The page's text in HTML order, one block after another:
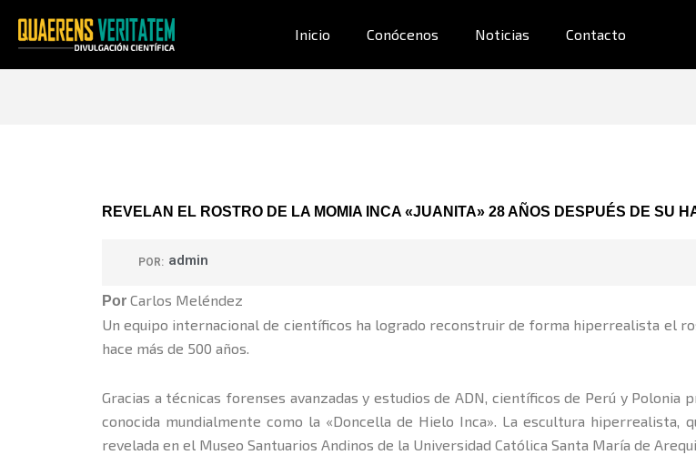
Inicio Conócenos Noticias Contacto
REVELAN EL ROSTRO DE LA MOMIA INCA «JUANITA» 28 AÑOS DESPUÉS DE SU
POR: admin
Por Carlos Meléndez
Un equipo internacional de científicos ha logrado reconstruir de forma hiperrealista el
hace más de 500 años.
Gracias a técnicas forenses avanzadas y estudios de ADN, científicos de Perú y
conocida mundialmente como la «Doncella de Hielo Inca». La escultura
revelada en el Museo Santuarios Andinos de la Universidad Católica Santa María de